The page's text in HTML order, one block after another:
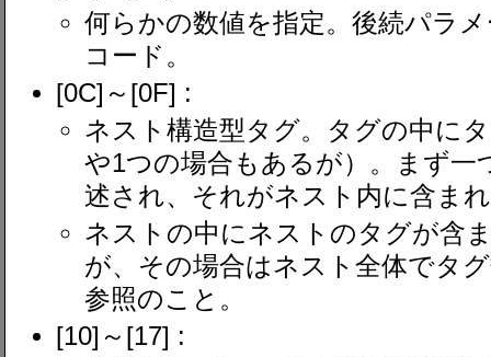
何らかの数値を指定。後続パラ
コード。
[0C]～[0F] :
ネスト構造型タグ。タグの中に
や1つの場合もあるが）。まず一
述され、それがネスト内に含ま
ネストの中にネストのタグが含
が、その場合はネスト全体でタ
参照のこと。
[10]～[17] :